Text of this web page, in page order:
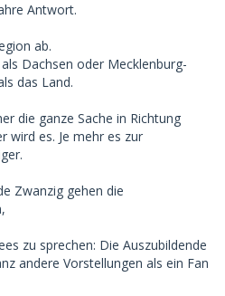
Antwort.
ab.
Dachsen oder Mecklenburg-
das Land.
die ganze Sache in Richtung
wird es. Je mehr es zur
Zwanzig gehen die
zu sprechen: Die Auszubildende
andere Vorstellungen als ein Fan